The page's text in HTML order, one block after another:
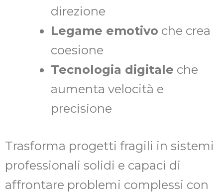
direzione
Legame emotivo che crea
coesione
Tecnologia digitale che
aumenta velocità e
precisione
Trasforma progetti fragili in sistemi
professionali solidi e capaci di
affrontare problemi complessi con